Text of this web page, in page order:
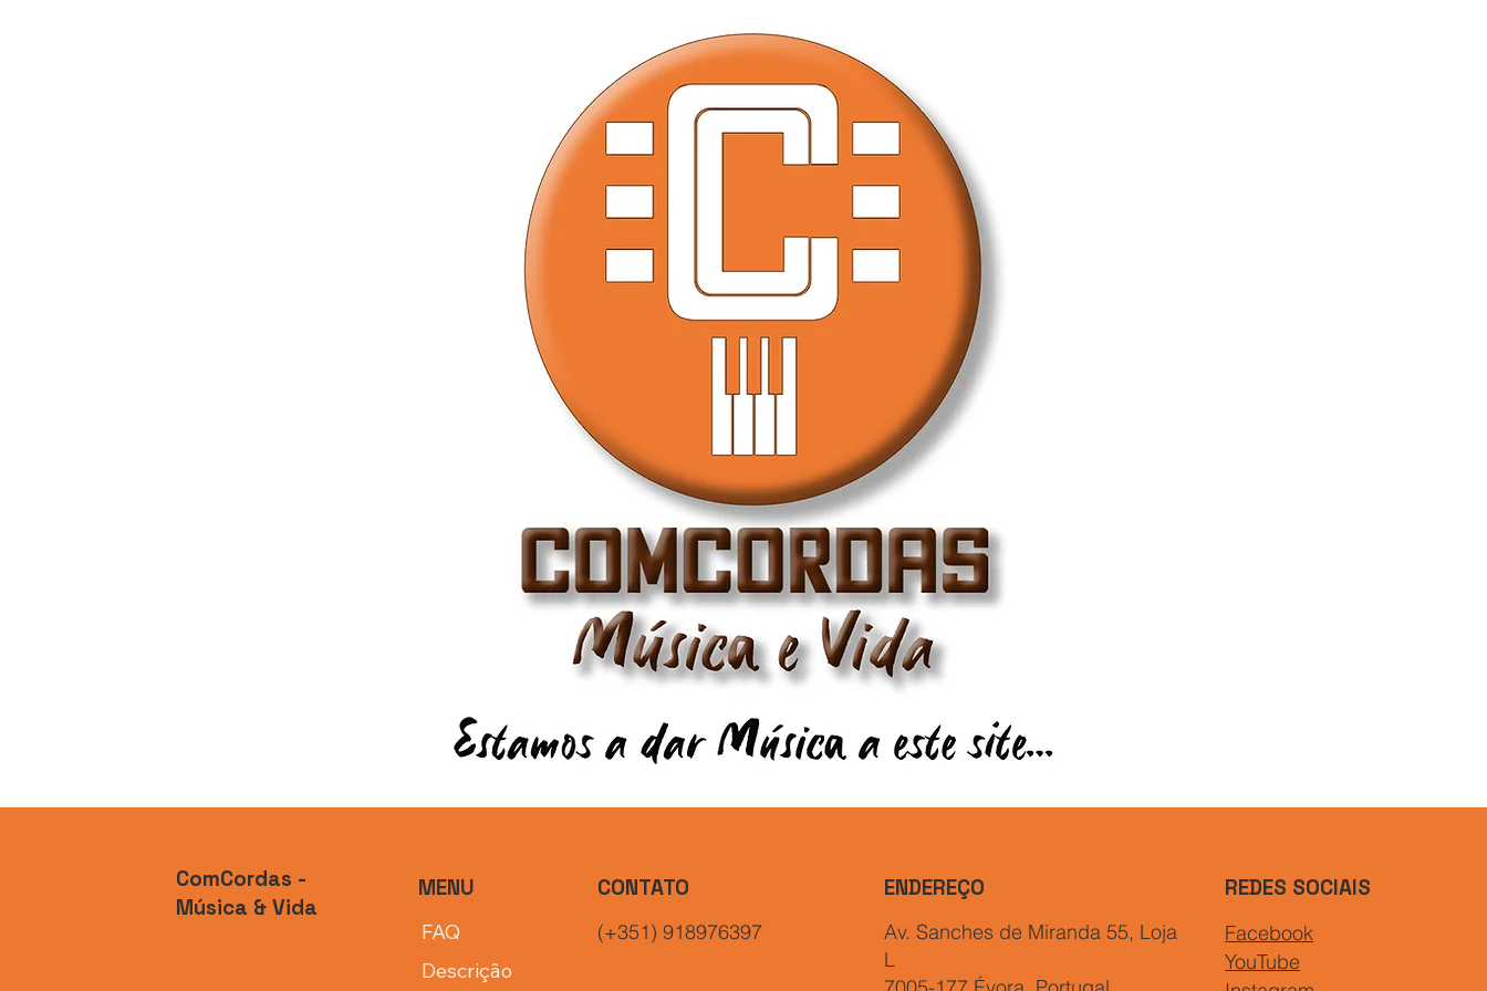
ComCordas -
Música & Vida
MENU
FAQ
Descrição
CONTATO
(+351) 918976397
ENDEREÇO
Av. Sanches de Miranda 55, Loja
L
REDES SOCIAIS
Facebook
YouTube